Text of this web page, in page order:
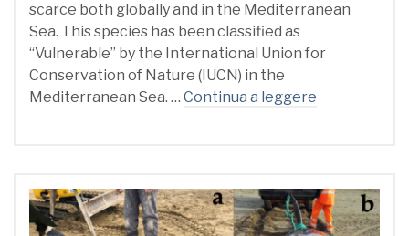
scarce both globally and in the Mediterranean
Sea. This species has been classified as
“Vulnerable” by the International Union for
Conservation of Nature (IUCN) in the
Mediterranean Sea. … Continua a leggere